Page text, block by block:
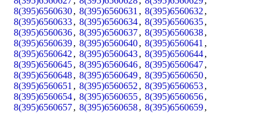
8(395)6560630, 8(395)6560631 , 8(395)6560632 ,
8(395)6560633, 8(395)6560634, 8(395)6560635,
8(395)6560636, 8(395)6560637, 8(395)6560638,
8(395)6560639, 8(395)6560640, 8(395)6560641 ,
8(395)6560642 , 8(395)6560643, 8(395)6560644,
8(395)6560645, 8(395)6560646, 8(395)6560647,
8(395)6560648, 8(395)6560649, 8(395)6560650,
8(395)6560651 , 8(395)6560652 , 8(395)6560653,
8(395)6560654, 8(395)6560655, 8(395)6560656,
8(395)6560657, 8(395)6560658, 8(395)6560659,